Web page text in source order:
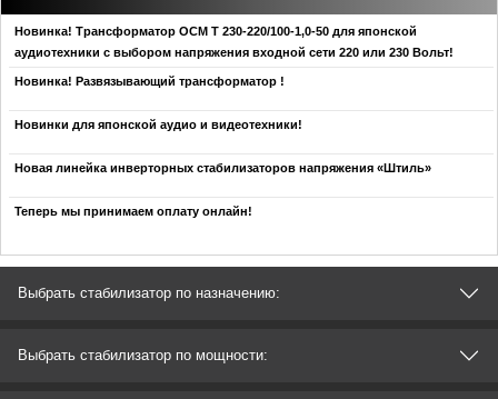
Новинка! Трансформатор ОСМ Т 230-220/100-1,0-50 для японской
аудиотехники с выбором напряжения входной сети 220 или 230 Вольт!
Новинка! Развязывающий трансформатор !
Новинки для японской аудио и видеотехники!
Новая линейка инверторных стабилизаторов напряжения «Штиль»
Теперь мы принимаем оплату онлайн!
Выбрать стабилизатор по назначению:
Выбрать стабилизатор по мощности: